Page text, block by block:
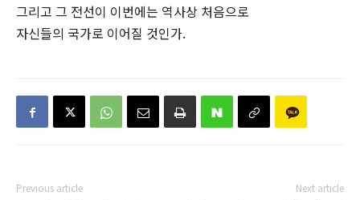
그리고 그 전선이 이번에는 역사상 처음으로
자신들의 국가로 이어질 것인가.
Previous article Next article